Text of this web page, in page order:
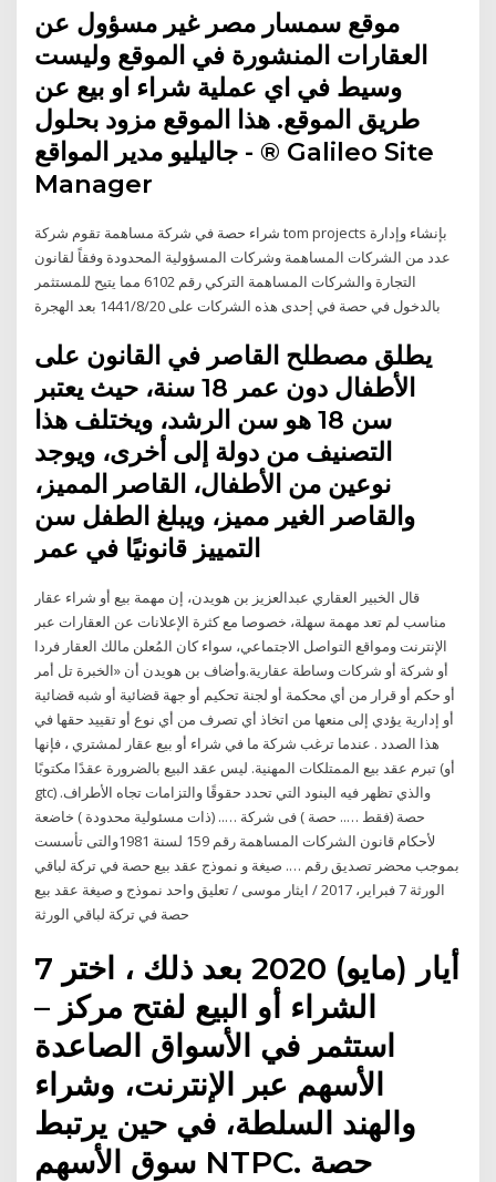
موقع سمسار مصر غير مسؤول عن
العقارات المنشورة في الموقع وليست
وسيط في اي عملية شراء او بيع عن
طريق الموقع. هذا الموقع مزود بحلول
جاليليو مدير المواقع - ® Galileo Site
Manager
شراء حصة في شركة مساهمة تقوم شركة tom projects بإنشاء وإدارة
عدد من الشركات المساهمة وشركات المسؤولية المحدودة وفقاً لقانون
التجارة والشركات المساهمة التركي رقم 6102 مما يتيح للمستثمر
بالدخول في حصة في إحدى هذه الشركات على 20‏‏/8‏‏/1441 بعد الهجرة
يطلق مصطلح القاصر في القانون على
الأطفال دون عمر 18 سنة، حيث يعتبر
سن 18 هو سن الرشد، ويختلف هذا
التصنيف من دولة إلى أخرى، ويوجد
نوعين من الأطفال، القاصر المميز،
والقاصر الغير مميز، ويبلغ الطفل سن
التمييز قانونيًا في عمر
قال الخبير العقاري عبدالعزيز بن هويدن، إن مهمة بيع أو شراء عقار
مناسب لم تعد مهمة سهلة، خصوصا مع كثرة الإعلانات عن العقارات عبر
الإنترنت ومواقع التواصل الاجتماعي، سواء كان المُعلن مالك العقار فردا
أو شركة أو شركات وساطة عقارية.وأضاف بن هويدن أن «الخبرة تل أمر
أو حكم أو قرار من أي محكمة أو لجنة تحكيم أو جهة قضائية أو شبه قضائية
أو إدارية يؤدي إلى منعها من اتخاذ أي تصرف من أي نوع أو تقييد حقها في
هذا الصدد . عندما ترغب شركة ما في شراء أو بيع عقار لمشتري ، فإنها
تبرم عقد بيع الممتلكات المهنية. ليس عقد البيع بالضرورة عقدًا مكتوبًا (أو
gtc) والذي تظهر فيه البنود التي تحدد حقوقًا والتزامات تجاه الأطراف.
حصة (فقط ….. حصة ) فى شركة ….. (ذات مسئولية محدودة ) خاضعة
لأحكام قانون الشركات المساهمة رقم 159 لسنة 1981والتى تأسست
بموجب محضر تصديق رقم …. صيغة و نموذج عقد بيع حصة في تركة لباقي
الورثة 7 فبراير، 2017 / ايثار موسى / تعليق واحد نموذج و صيغة عقد بيع
حصة في تركة لباقي الورثة
7 أيار (مايو) 2020 بعد ذلك ، اختر
الشراء أو البيع لفتح مركز –
استثمر في الأسواق الصاعدة
الأسهم عبر الإنترنت، وشراء
والهند السلطة، في حين يرتبط
سوق الأسهم NTPC. حصة